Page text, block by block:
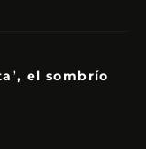
el sombrío